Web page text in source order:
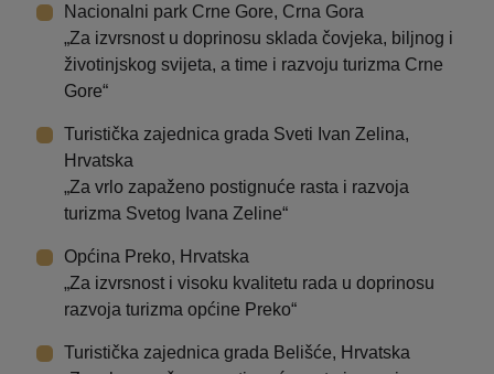
Nacionalni park Crne Gore, Crna Gora
„Za izvrsnost u doprinosu sklada čovjeka, biljnog i
životinjskog svijeta, a time i razvoju turizma Crne
Gore“
Turistička zajednica grada Sveti Ivan Zelina,
Hrvatska
„Za vrlo zapaženo postignuće rasta i razvoja
turizma Svetog Ivana Zeline“
Općina Preko, Hrvatska
„Za izvrsnost i visoku kvalitetu rada u doprinosu
razvoja turizma općine Preko“
Turistička zajednica grada Belišće, Hrvatska